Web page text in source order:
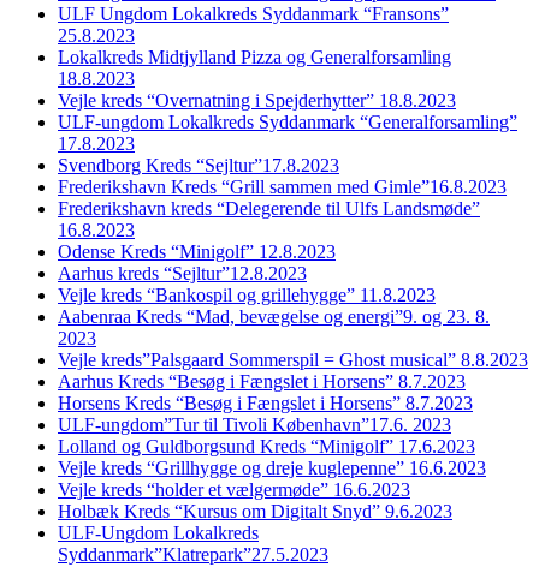
ULF Ungdom Lokalkreds Syddanmark “Fransons”
25.8.2023
Lokalkreds Midtjylland Pizza og Generalforsamling
18.8.2023
Vejle kreds “Overnatning i Spejderhytter” 18.8.2023
ULF-ungdom Lokalkreds Syddanmark “Generalforsamling”
17.8.2023
Svendborg Kreds “Sejltur”17.8.2023
Frederikshavn Kreds “Grill sammen med Gimle”16.8.2023
Frederikshavn kreds “Delegerende til Ulfs Landsmøde”
16.8.2023
Odense Kreds “Minigolf” 12.8.2023
Aarhus kreds “Sejltur”12.8.2023
Vejle kreds “Bankospil og grillehygge” 11.8.2023
Aabenraa Kreds “Mad, bevægelse og energi”9. og 23. 8.
2023
Vejle kreds”Palsgaard Sommerspil = Ghost musical” 8.8.2023
Aarhus Kreds “Besøg i Fængslet i Horsens” 8.7.2023
Horsens Kreds “Besøg i Fængslet i Horsens” 8.7.2023
ULF-ungdom”Tur til Tivoli København”17.6. 2023
Lolland og Guldborgsund Kreds “Minigolf” 17.6.2023
Vejle kreds “Grillhygge og dreje kuglepenne” 16.6.2023
Vejle kreds “holder et vælgermøde” 16.6.2023
Holbæk Kreds “Kursus om Digitalt Snyd” 9.6.2023
ULF-Ungdom Lokalkreds
Syddanmark”Klatrepark”27.5.2023